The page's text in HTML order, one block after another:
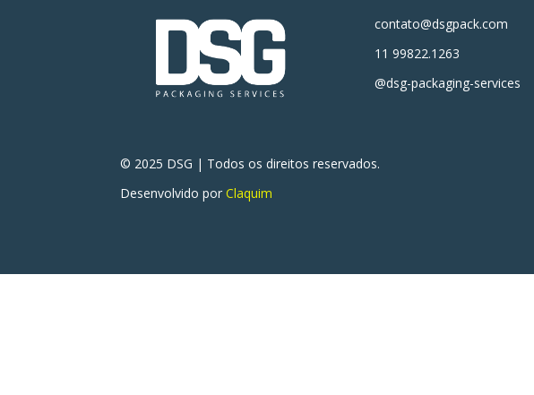
contato@dsgpack.com
11 99822.1263
@dsg-packaging-services
© 2025 DSG | Todos os direitos reservados.
Desenvolvido porClaquim